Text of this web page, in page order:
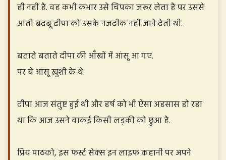
ही नहीं है. वह कभी कभार उसे चिपका जरूर लेता है पर उससे
आती बदबू दीपा को उसके नजदीक नहीं जाने देती थी.
बताते बताते दीपा की आँखों में आंसू आ गए.
पर ये आंसू ख़ुशी के थे.
दीपा आज संतुष्ट हुई थी और हर्ष को भी ऐसा अहसास हो रहा
था कि आज उसने वाकई किसी लड़की को छुआ है.
प्रिय पाठको, इस फर्स्ट सेक्स इन लाइफ कहानी पर अपने